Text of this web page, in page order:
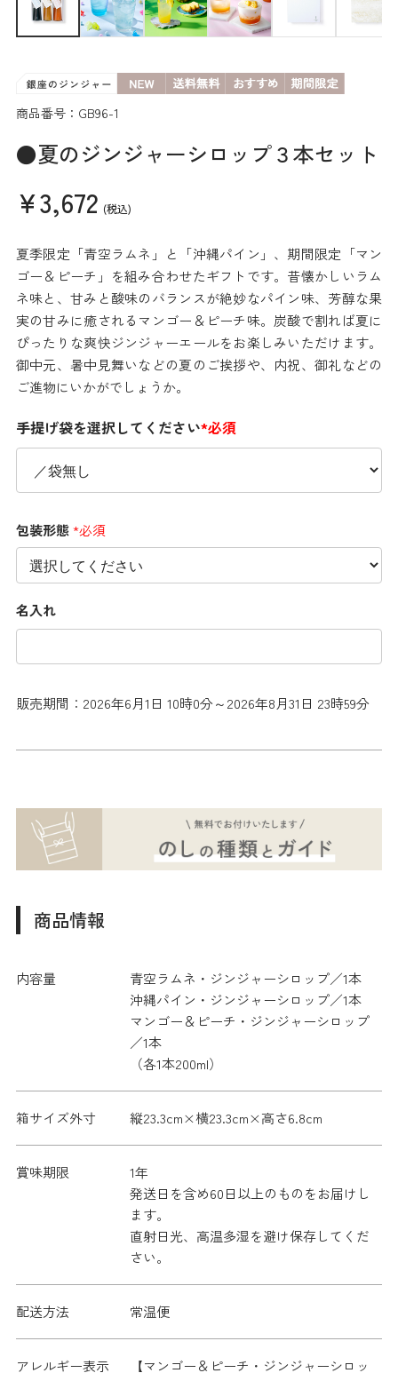
商品番号：GB96-1
●夏のジンジャーシロップ３本セット
¥3,672 (税込)
夏季限定「青空ラムネ」と「沖縄パイン」、期間限定「マン
ゴー＆ピーチ」を組み合わせたギフトです。昔懐かしいラム
ネ味と、甘みと酸味のバランスが絶妙なパイン味、芳醇な果
実の甘みに癒されるマンゴー＆ピーチ味。炭酸で割れば夏に
ぴったりな爽快ジンジャーエールをお楽しみいただけます。
御中元、暑中見舞いなどの夏のご挨拶や、内祝、御礼などの
ご進物にいかがでしょうか。
手提げ袋を選択してください*必須
包装形態*必須
名入れ
販売期間：2026年6月1日 10時0分～2026年8月31日 23時59分
商品情報
内容量
青空ラムネ・ジンジャーシロップ／1本
沖縄パイン・ジンジャーシロップ／1本
マンゴー＆ピーチ・ジンジャーシロップ
／1本
（各1本200ml）
箱サイズ外寸 縦23.3cm×横23.3cm×高さ6.8cm
賞味期限
1年
発送日を含め60日以上のものをお届けし
ます。
直射日光、高温多湿を避け保存してくだ
さい。
配送方法 常温便
アレルギー表示 【マンゴー＆ピーチ・ジンジャーシロッ